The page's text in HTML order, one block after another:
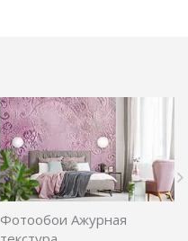
Фотообои Ажурная